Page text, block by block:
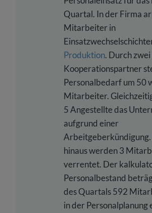
Quartal. In der Firma
Mitarbeiter in
Produktion. Durch zwei
Kooperationspartner
Personalbedarf um 50
Mitarbeiter.
5 Angestellte das
aufgrund einer
hinaus werden 3
verrentet. Der
Personalbestand
des Quartals 592
in der Personalplanung